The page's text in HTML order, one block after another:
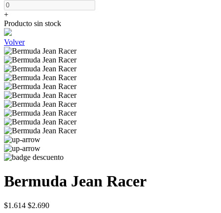
+
Producto sin stock
Volver
Bermuda Jean Racer
$1.614 $2.690